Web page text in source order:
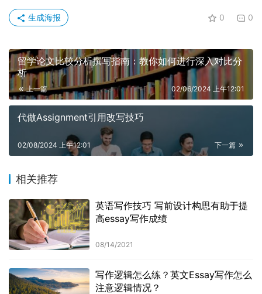
0 0
生成海报
留学论文比较分析撰写指南：教你如何进行深入对比分
析
上一篇 02/06/2024 上午12:01
代做Assignment引用改写技巧
下一篇
02/08/2024 上午12:01
相关推荐
英语写作技巧 写前设计构思有助于提
高essay写作成绩
08/14/2021
写作逻辑怎么练？英文Essay写作怎么
注意逻辑情况？